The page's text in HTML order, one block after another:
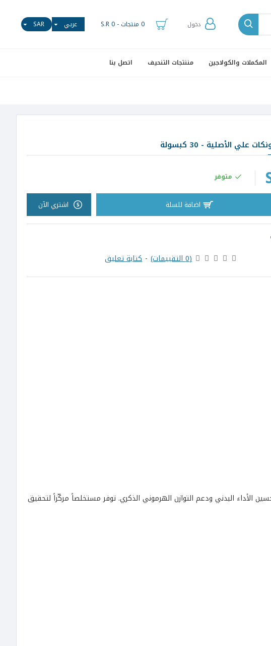
دخول 0 منتجات - S.R 0 عربي SAR
المكملات والكولاجين مننتجات التنحيف اتصل بنا
الأصلية - 30 كبسولة
(0 التقييمات) - كتابة تعليق
متوفر
اضافة للسلة اشتري الآن
الأداء البدني ودعم التوازن الهرموني الذكري. توفر مستخلصاً مركّزاً لتحقيق